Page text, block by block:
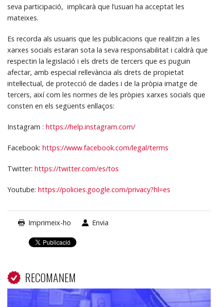
seva participació, implicarà que l’usuari ha acceptat les
mateixes.
Es recorda als usuaris que les publicacions que realitzin a les
xarxes socials estaran sota la seva responsabilitat i caldrà que
respectin la legislació i els drets de tercers que es puguin
afectar, amb especial rellevància als drets de propietat
intel·lectual, de protecció de dades i de la pròpia imatge de
tercers, així com les normes de les pròpies xarxes socials que
consten en els següents enllaços:
Instagram : https://help.instagram.com/
Facebook: https://www.facebook.com/legal/terms
Twitter: https://twitter.com/es/tos
Youtube: https://policies.google.com/privacy?hl=es
Imprimeix-ho Envia
RECOMANEM